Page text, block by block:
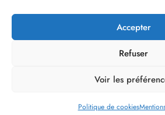
Accepter
Refuser
Voir les
Politique de cookies
By Digital